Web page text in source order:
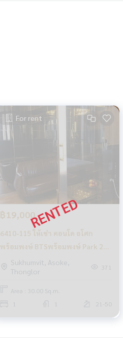
Park 24 rent Asoke PhromPhong
For rent
฿19,000
6410-115 ให้เช่า คอนโด อโศก
พร้อมพงษ์ BTSพร้อมพงษ์ Park 24
1ห้องนอน ชั้นสูง
Sukhumvit, Asoke,
Thonglor
371
Area : 30.00 Sq.m.
21-50